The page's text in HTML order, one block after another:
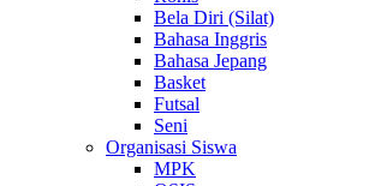
Bela Diri (Silat)
Bahasa Inggris
Bahasa Jepang
Basket
Futsal
Seni
Organisasi Siswa
MPK